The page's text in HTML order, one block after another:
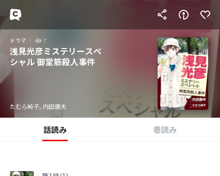
ドラマ 7
浅見光彦ミステリースペ
シャル 御堂筋殺人事件
たむら純子, 内田康夫
話読み 巻読み